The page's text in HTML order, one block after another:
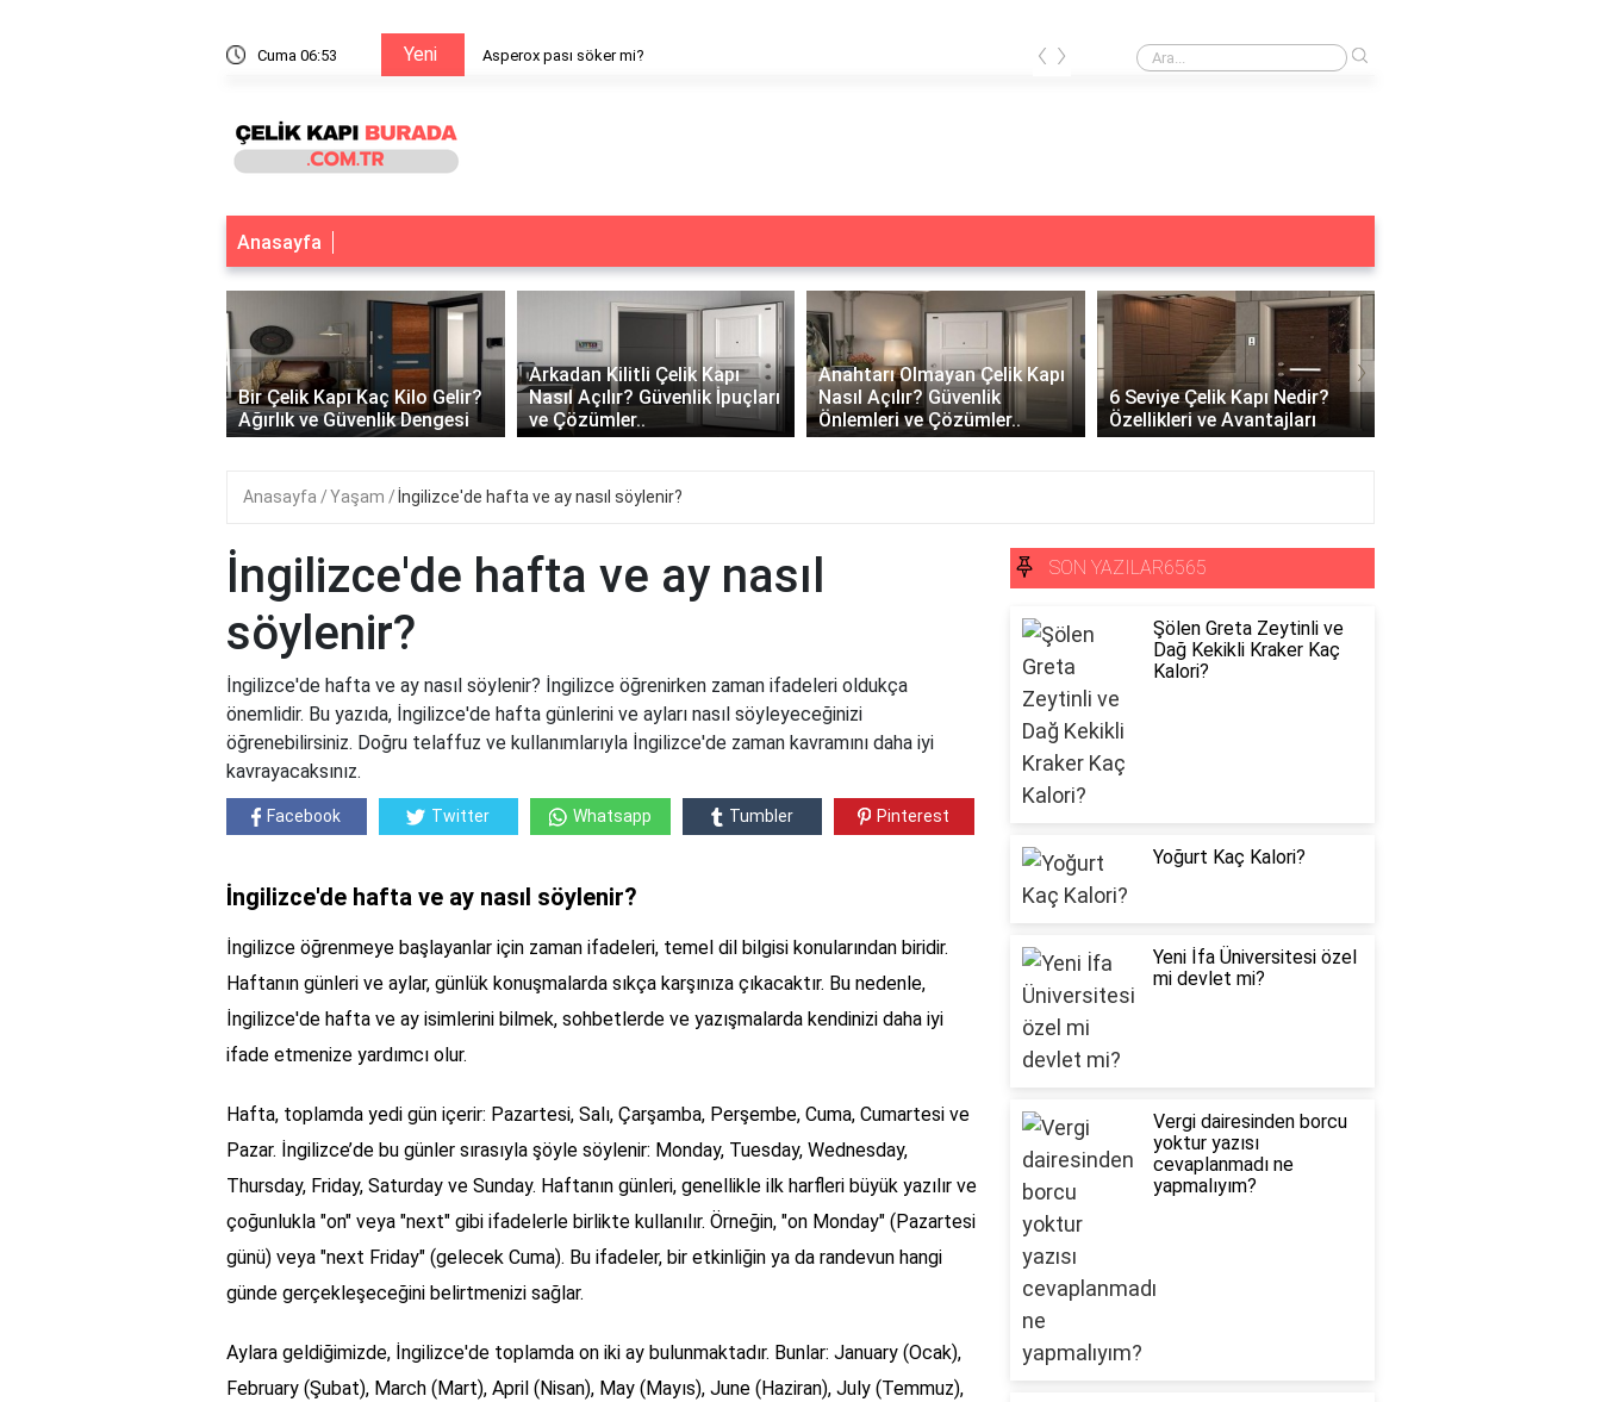
Cuma 06:53 Yeni Asperox pası söker mi? Merkezi kilit acilmiyor ne yapmalıyım?
‹ ›
Anasayfa
Bir Çelik Kapı Kaç Kilo Gelir?
Ağırlık ve Güvenlik Dengesi
Arkadan Kilitli Çelik Kapı
Nasıl Açılır? Güvenlik İpuçları
ve Çözümler..
Anahtarı Olmayan Çelik Kapı
Nasıl Açılır? Güvenlik
Önlemleri ve Çözümler..
6 Seviye Çelik Kapı Nedir?
Özellikleri ve Avantajları
‹ ›
Anasayfa Yaşam İngilizce'de hafta ve ay nasıl söylenir?
İngilizce'de hafta ve ay nasıl
söylenir?
İngilizce'de hafta ve ay nasıl söylenir? İngilizce öğrenirken zaman ifadeleri oldukça
önemlidir. Bu yazıda, İngilizce'de hafta günlerini ve ayları nasıl söyleyeceğinizi
öğrenebilirsiniz. Doğru telaffuz ve kullanımlarıyla İngilizce'de zaman kavramını daha iyi
kavrayacaksınız.
Facebook Twitter Whatsapp Tumbler Pinterest
İngilizce'de hafta ve ay nasıl söylenir?
İngilizce öğrenmeye başlayanlar için zaman ifadeleri, temel dil bilgisi konularından biridir.
Haftanın günleri ve aylar, günlük konuşmalarda sıkça karşınıza çıkacaktır. Bu nedenle,
İngilizce'de hafta ve ay isimlerini bilmek, sohbetlerde ve yazışmalarda kendinizi daha iyi
ifade etmenize yardımcı olur.
Hafta, toplamda yedi gün içerir: Pazartesi, Salı, Çarşamba, Perşembe, Cuma, Cumartesi ve
Pazar. İngilizce’de bu günler sırasıyla şöyle söylenir: Monday, Tuesday, Wednesday,
Thursday, Friday, Saturday ve Sunday. Haftanın günleri, genellikle ilk harfleri büyük yazılır ve
çoğunlukla "on" veya "next" gibi ifadelerle birlikte kullanılır. Örneğin, "on Monday" (Pazartesi
günü) veya "next Friday" (gelecek Cuma). Bu ifadeler, bir etkinliğin ya da randevun hangi
günde gerçekleşeceğini belirtmenizi sağlar.
Aylara geldiğimizde, İngilizce'de toplamda on iki ay bulunmaktadır. Bunlar: January (Ocak),
February (Şubat), March (Mart), April (Nisan), May (Mayıs), June (Haziran), July (Temmuz),
SON YAZILAR6565
Şölen Greta Zeytinli ve
Dağ Kekikli Kraker Kaç
Kalori?
Yoğurt Kaç Kalori?
Yeni İfa Üniversitesi özel
mi devlet mi?
Vergi dairesinden borcu
yoktur yazısı
cevaplanmadı ne
yapmalıyım?